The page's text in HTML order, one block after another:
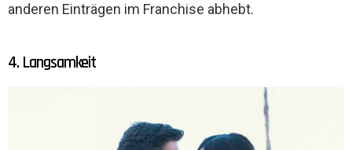
anderen Einträgen im Franchise abhebt.
4. Langsamkeit